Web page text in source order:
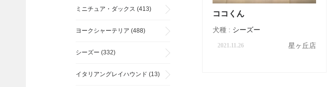
ココくん
犬種 : シーズー
2021.11.26 星ヶ丘店
ミニチュア・ダックス (413)
ヨークシャーテリア (488)
シーズー (332)
イタリアングレイハウンド (13)